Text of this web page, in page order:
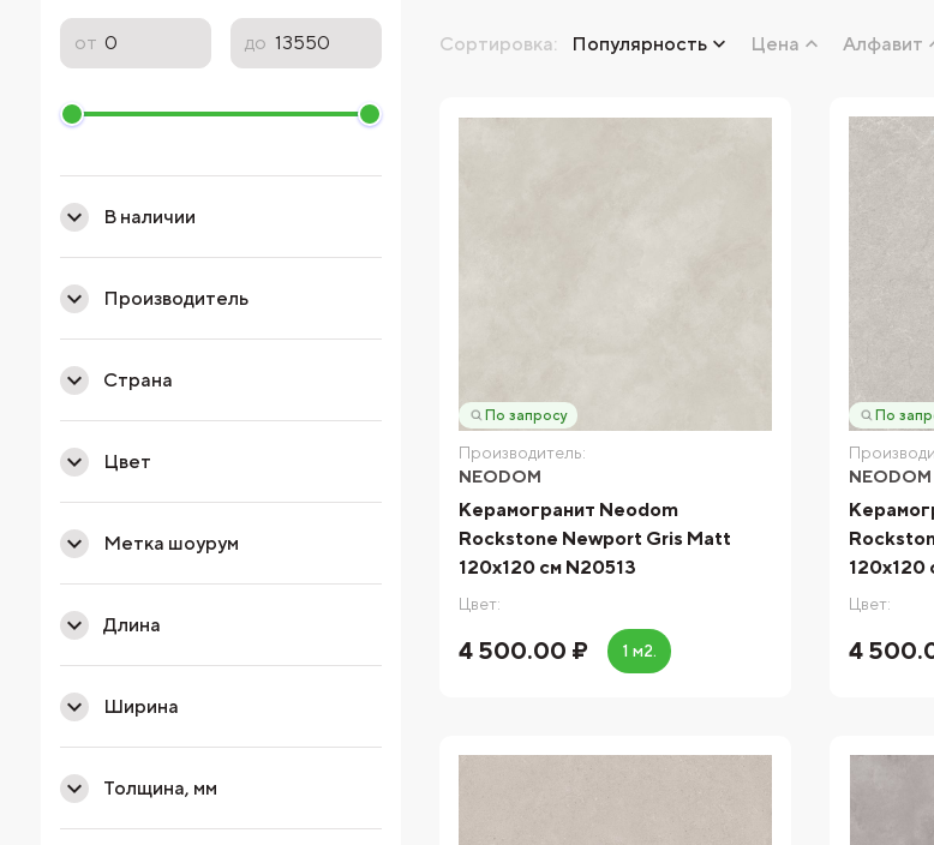
от до
В наличии
Производитель
Страна
Цвет
Метка шоурум
Длина
Ширина
Толщина, мм
Сортировка: Популярность Цена Алфавит
По запросу
Производитель:
NEODOM
Керамогранит Neodom
Rockstone Newport Gris Matt
120x120 см N20513
Цвет:
4 500.00 ₽ 1 м2.
По
NEODOM
120x120
Цвет:
4